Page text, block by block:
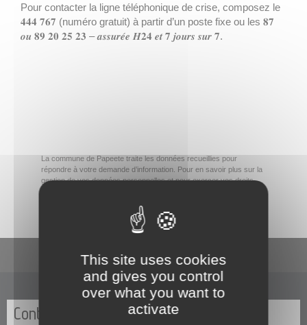
Pour contacter la ligne téléphonique de crise, composez le
𝟒𝟒𝟒 𝟕𝟔𝟕 (numéro gratuit) à partir d’un poste fixe ou les 𝟖𝟕
𝒐𝒖 𝟖𝟗 𝟐𝟎 𝟐𝟓 𝟐𝟑 – 𝒂𝒔𝒔𝒖𝒓𝒆́𝒆 𝑯𝟐𝟒 𝒆𝒕 𝟕 𝒋𝒐𝒖𝒓𝒔 𝒔𝒖𝒓 𝟕.
La commune de Papeete traite les données recueillies pour
répondre à votre demande d’information. Pour en savoir plus sur la
gestion de vos données personnelles et pour exercer vos droits,
En un clic
Contactez-nous
This site uses cookies
and gives you control
over what you want to
activate